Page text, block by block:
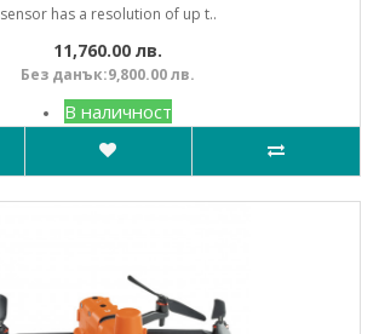
sensor has a resolution of up t..
11,760.00 лв.
Без данък:9,800.00 лв.
В наличност